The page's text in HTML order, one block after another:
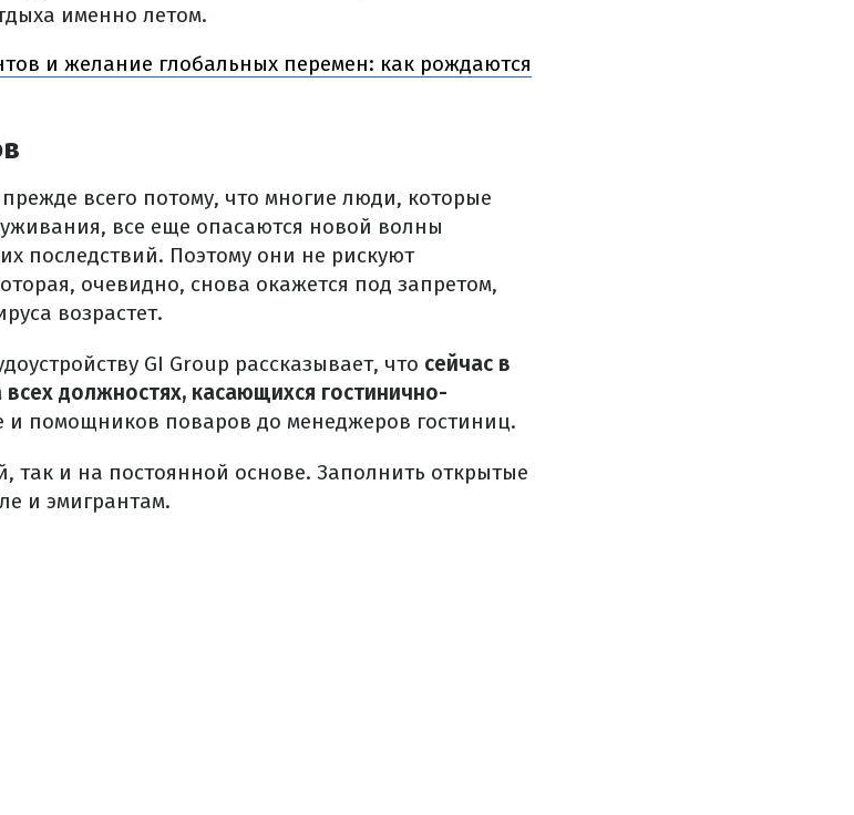
именно летом.
и желание глобальных перемен: как рождаются
всего потому, что многие люди, которые
все еще опасаются новой волны
последствий. Поэтому они не рискуют
очевидно, снова окажется под запретом,
возрастет.
GI Group рассказывает, что сейчас в
должностях, касающихся гостинично-
и помощников поваров до менеджеров гостиниц.
так и на постоянной основе. Заполнить открытые
и эмигрантам.